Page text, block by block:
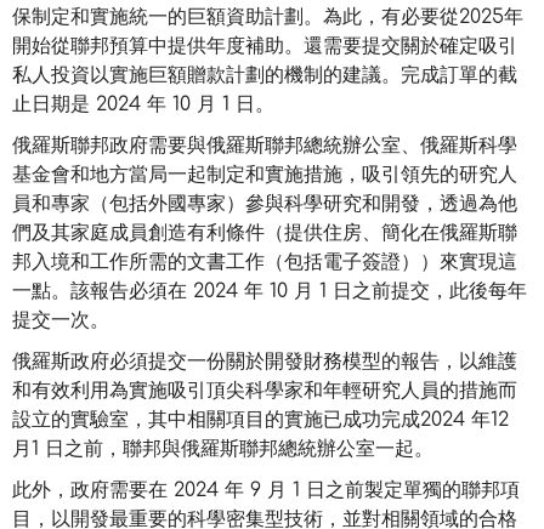
保制定和實施統一的巨額資助計劃。為此，有必要從2025年
開始從聯邦預算中提供年度補助。還需要提交關於確定吸引
私人投資以實施巨額贈款計劃的機制的建議。完成訂單的截
止日期是 2024 年 10 月 1 日。
俄羅斯聯邦政府需要與俄羅斯聯邦總統辦公室、俄羅斯科學
基金會和地方當局一起制定和實施措施，吸引領先的研究人
員和專家（包括外國專家）參與科學研究和開發，透過為他
們及其家庭成員創造有利條件（提供住房、簡化在俄羅斯聯
邦入境和工作所需的文書工作（包括電子簽證））來實現這
一點。該報告必須在 2024 年 10 月 1 日之前提交，此後每年
提交一次。
俄羅斯政府必須提交一份關於開發財務模型的報告，以維護
和有效利用為實施吸引頂尖科學家和年輕研究人員的措施而
設立的實驗室，其中相關項目的實施已成功完成2024 年12
月1 日之前，聯邦與俄羅斯聯邦總統辦公室一起。
此外，政府需要在 2024 年 9 月 1 日之前製定單獨的聯邦項
目，以開發最重要的科學密集型技術，並對相關領域的合格